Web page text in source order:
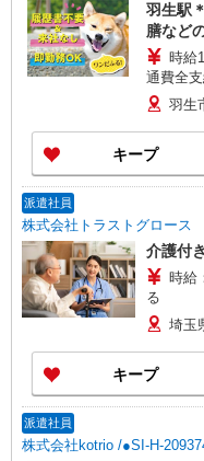
羽生駅
膳など
時給
通費全
羽生
キープ
派遣社員
株式会社トラストグロー
介護付
時給
る
埼玉
キープ
派遣社員
株式会社kotrio /●SI-H-